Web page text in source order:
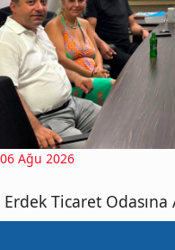
06 Ağu 2026
Erdek Ticaret